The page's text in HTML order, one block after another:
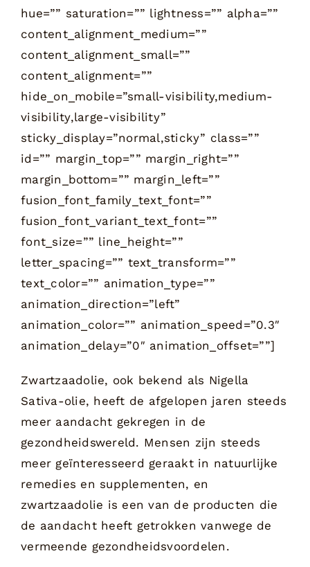
hue=”” saturation=”” lightness=”” alpha=””
content_alignment_medium=””
content_alignment_small=””
content_alignment=””
hide_on_mobile=”small-visibility,medium-
visibility,large-visibility”
sticky_display=”normal,sticky” class=””
id=”” margin_top=”” margin_right=””
margin_bottom=”” margin_left=””
fusion_font_family_text_font=””
fusion_font_variant_text_font=””
font_size=”” line_height=””
letter_spacing=”” text_transform=””
text_color=”” animation_type=””
animation_direction=”left”
animation_color=”” animation_speed=”0.3″
animation_delay=”0″ animation_offset=””]
Zwartzaadolie, ook bekend als Nigella
Sativa-olie, heeft de afgelopen jaren steeds
meer aandacht gekregen in de
gezondheidswereld. Mensen zijn steeds
meer geïnteresseerd geraakt in natuurlijke
remedies en supplementen, en
zwartzaadolie is een van de producten die
de aandacht heeft getrokken vanwege de
vermeende gezondheidsvoordelen.